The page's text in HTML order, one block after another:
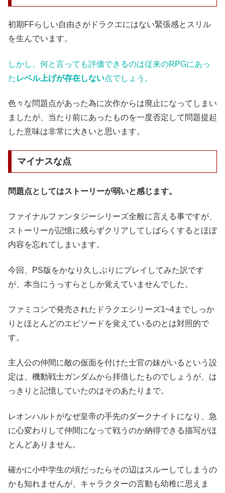
初期FFらしい自由さがドラクエにはない緊張感とスリル
を生んでいます。
しかし、何と言っても評価できるのは従来のRPGにあっ
た レベル上げが存在しない点でしょう。
色々な問題点があった為に次作からは廃止になってしまい
ましたが、当たり前にあったものを一度否定して問題提起
した意味は非常に大きいと思います。
マイナスな点
問題点としてはストーリーが弱いと感じます。
ファイナルファンタジーシリーズ全般に言える事ですが、
ストーリーが記憶に残らずクリアしてしばらくするとほぼ
内容を忘れてしまいます。
今回、PS版をかなり久しぶりにプレイしてみた訳です
が、本当にうっすらとしか覚えていませんでした。
ファミコンで発売されたドラクエシリーズ1~4までしっか
りとほとんどのエピソードを覚えているのとは対照的で
す。
主人公の仲間に敵の仮面を付けた士官の妹がいるという設
定は、機動戦士ガンダムから拝借したものでしょうが、は
っきりと記憶していたのはそのあたりまで。
レオンハルトがなぜ皇帝の手先のダークナイトになり、急
に心変わりして仲間になって戦うのか納得できる描写がほ
とんどありません。
確かに小中学生の頃だったらその辺はスルーしてしまうの
かも知れませんが、キャラクターの言動も幼稚に思えま